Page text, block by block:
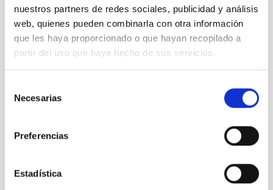
nuestros partners de redes sociales, publicidad y análisis
web, quienes pueden combinarla con otra información
que les haya proporcionado o que hayan recopilado a
partir del uso que haya hecho de sus servicios.
Necesarias
Preferencias
Estadística
BIA_0300